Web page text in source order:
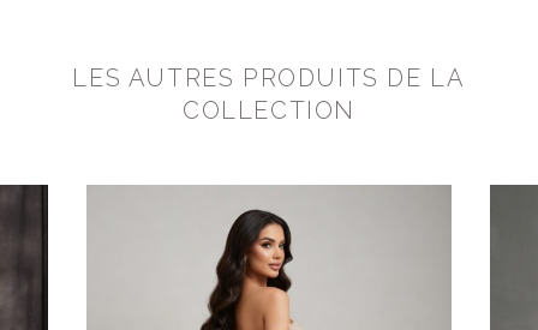
LES AUTRES PRODUITS DE LA
COLLECTION